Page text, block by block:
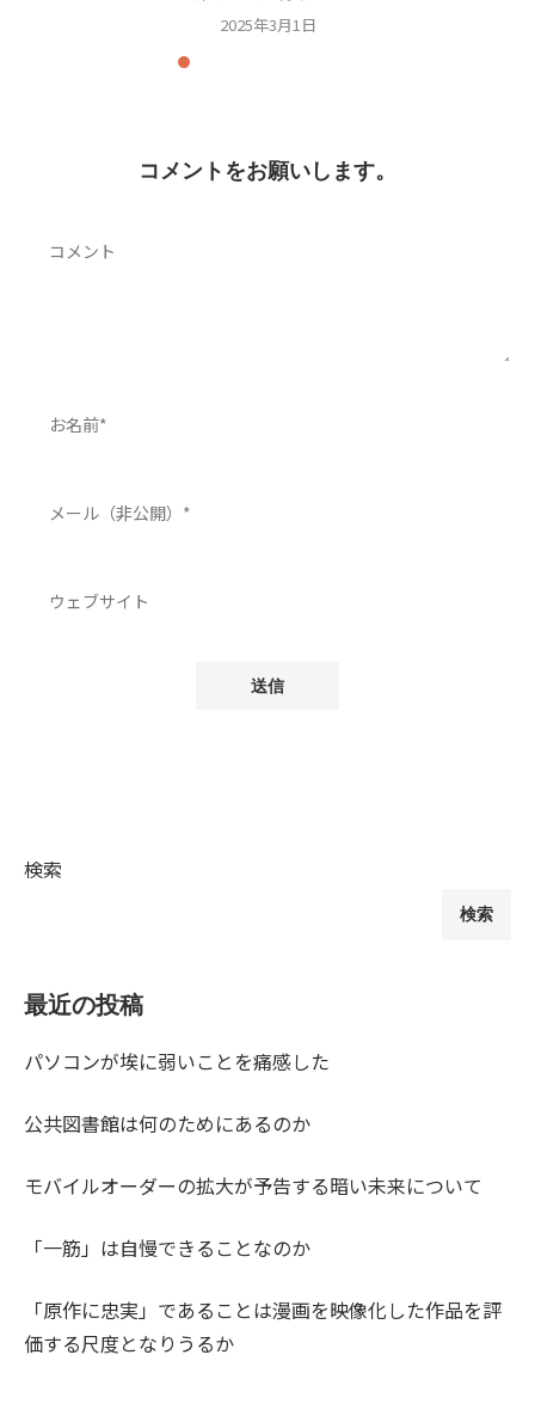
2025年3月1日
コメントをお願いします。
検索
検索
最近の投稿
パソコンが埃に弱いことを痛感した
公共図書館は何のためにあるのか
モバイルオーダーの拡大が予告する暗い未来について
「一筋」は自慢できることなのか
「原作に忠実」であることは漫画を映像化した作品を評
価する尺度となりうるか